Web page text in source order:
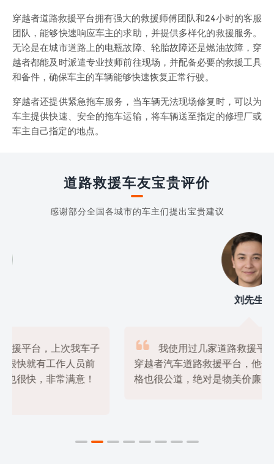
穿越者道路救援平台拥有强大的救援师傅团队和24小时的客服
团队，能够快速响应车主的求助，并提供多样化的救援服务。
无论是在城市道路上的电瓶故障、轮胎故障还是燃油故障，穿
越者都能及时派遣专业技师前往现场，并配备必要的救援工具
和备件，确保车主的车辆能够快速恢复正常行驶。
穿越者还提供紧急拖车服务，当车辆无法现场修复时，可以为
车主提供快速、安全的拖车运输，将车辆送至指定的修理厂或
车主自己指定的地点。
道路救援车友宝贵评价
感谢部分全国各城市的车主们提出宝贵建议

我使用过几家道路救援平台，但是最满意的还是
穿越者汽车道路救援平台，他们的服务非常专业，价
格也很公道，绝对是物美价廉的好选择！
